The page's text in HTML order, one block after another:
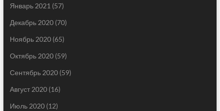
Январь 2021 (57)
Декабрь 2020(70)
Ноябрь 2020(65)
Октябрь 2020(59)
Сентябрь 2020(59)
Август 2020(16)
Июль 2020(12)